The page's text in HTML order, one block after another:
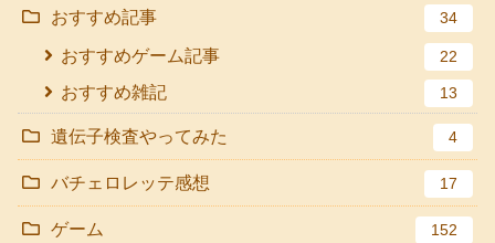
おすすめ記事 34
おすすめゲーム記事 22
おすすめ雑記 13
遺伝子検査やってみた 4
バチェロレッテ感想 17
ゲーム 152